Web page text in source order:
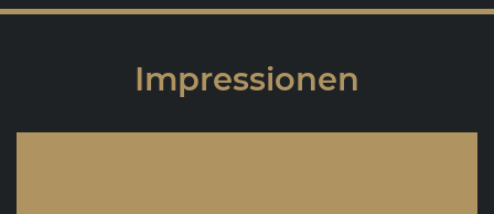
Impressionen